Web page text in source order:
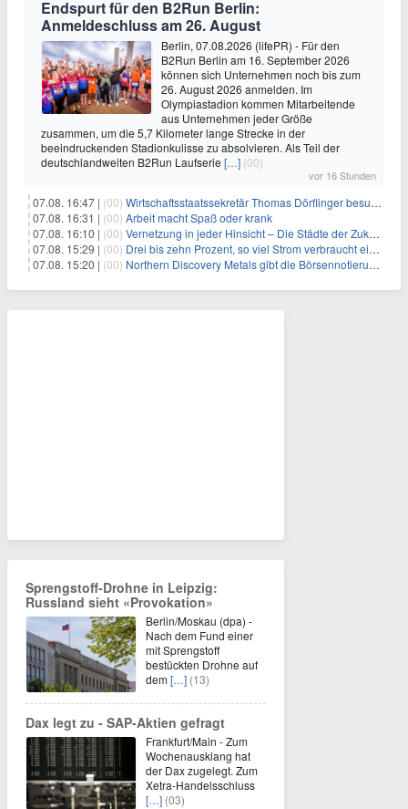
Endspurt für den B2Run Berlin:
Anmeldeschluss am 26. August
Berlin, 07.08.2026 (lifePR) - Für den
B2Run Berlin am 16. September 2026
können sich Unternehmen noch bis zum
26. August 2026 anmelden. Im
Olympiastadion kommen Mitarbeitende
aus Unternehmen jeder Größe
zusammen, um die 5,7 Kilometer lange Strecke in der
beeindruckenden Stadionkulisse zu absolvieren. Als Teil der
deutschlandweiten B2Run Laufserie […] (00)
vor 16 Stunden
07.08. 16:47 | (00) Wirtschaftsstaatssekretär Thomas Dörflinger besucht Handwerksbetrieb im Kammerbezirk Freiburg
07.08. 16:31 | (00) Arbeit macht Spaß oder krank
07.08. 16:10 | (00) Vernetzung in jeder Hinsicht – Die Städte der Zukunft sind grün-blau
07.08. 15:29 | (00) Drei bis zehn Prozent, so viel Strom verbraucht ein Aufzug im Gebäude
07.08. 15:20 | (00) Northern Discovery Metals gibt die Börsennotierung an der Frankfurter Wertpapierbörse bekannt
Sprengstoff-Drohne in Leipzig:
Russland sieht «Provokation»
Berlin/Moskau (dpa) -
Nach dem Fund einer
mit Sprengstoff
bestückten Drohne auf
dem[…] (13)
Dax legt zu - SAP-Aktien gefragt
Frankfurt/Main - Zum
Wochenausklang hat
der Dax zugelegt. Zum
Xetra-Handelsschluss
[…] (03)